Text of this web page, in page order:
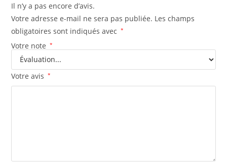
Il n’y a pas encore d’avis.
Votre adresse e-mail ne sera pas publiée. Les champs
obligatoires sont indiqués avec
*
Votre note *
Votre avis *